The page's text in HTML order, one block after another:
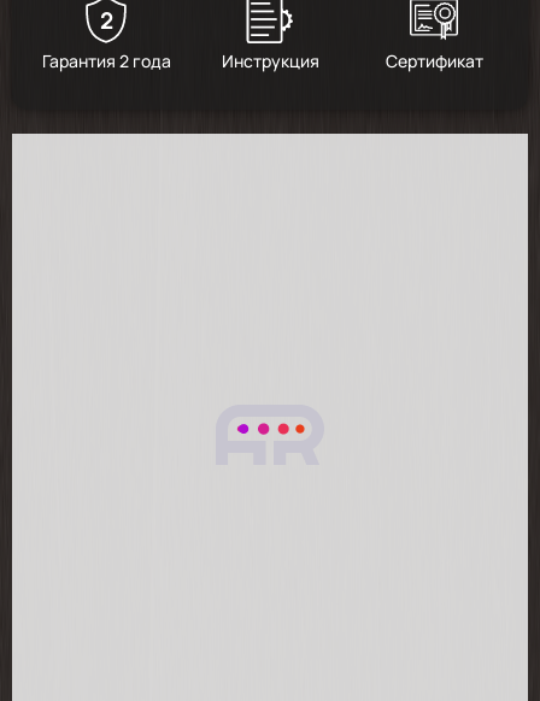
функционирует даже на отжиме (1200 об/
2
Гарантия 2 года Инструкция Сертификат